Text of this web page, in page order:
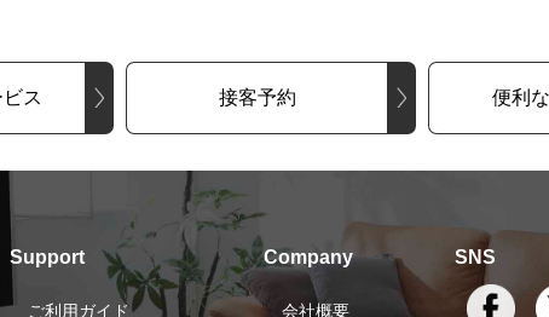
ス 接客予約 便利
Support
ご利用ガイド
Company
会社概要
SNS